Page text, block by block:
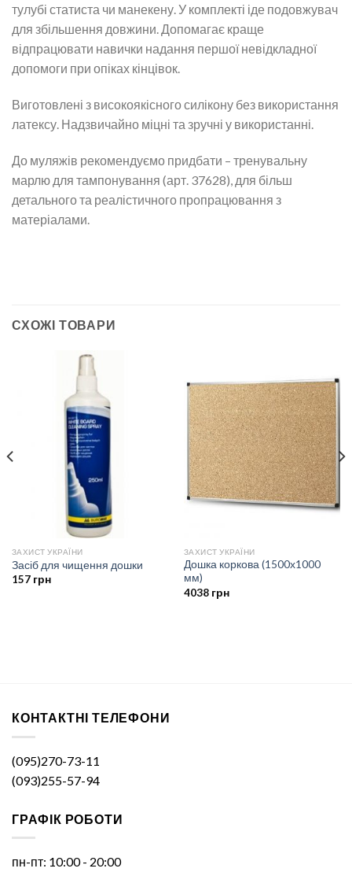
тулубі статиста чи манекену. У комплекті іде подовжувач
для збільшення довжини. Допомагає краще
відпрацювати навички надання першої невідкладної
допомоги при опіках кінцівок.
Виготовлені з високоякісного силікону без використання
латексу. Надзвичайно міцні та зручні у використанні.
До муляжів рекомендуємо придбати – тренувальну
марлю для тампонування (арт. 37628), для більш
детального та реалістичного пропрацювання з
матеріалами.
СХОЖІ ТОВАРИ
ЗАХИСТ УКРАЇНИ
Засіб для чищення дошки
157 грн
ЗАХИСТ УКРАЇНИ
Дошка коркова (1500х1000
мм)
4038 грн
КОНТАКТНІ ТЕЛЕФОНИ
(095)270-73-11
(093)255-57-94
ГРАФІК РОБОТИ
пн-пт: 10:00 - 20:00